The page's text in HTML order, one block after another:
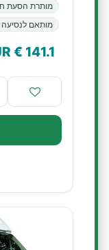
מותרת הסעת
מותאם לנסיעה
141.1
€ EUR